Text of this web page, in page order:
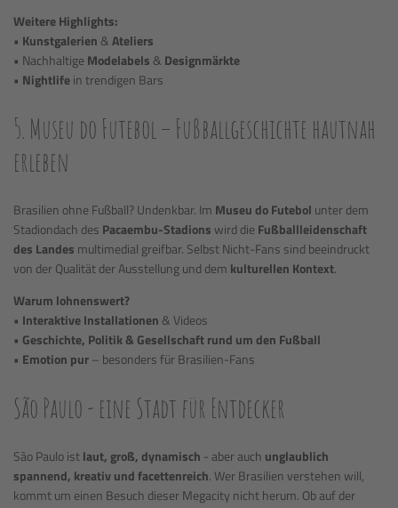
Weitere Highlights:
• Kunstgalerien &Ateliers
• Nachhaltige Modelabels & Designmärkte
• Nightlifein trendigen Bars
5. Museu do Futebol – Fußballgeschichte hautnah
erleben
Brasilien ohne Fußball? Undenkbar. Im Museu do Futebol unter dem
Stadiondach des Pacaembu-Stadionswird die Fußballleidenschaft
des Landes multimedial greifbar. Selbst Nicht-Fans sind beeindruckt
von der Qualität der Ausstellung und dem kulturellen Kontext.
Warum lohnenswert?
• Interaktive Installationen & Videos
• Geschichte, Politik & Gesellschaft rund um den Fußball
• Emotion pur– besonders für Brasilien-Fans
São Paulo - eine Stadt für Entdecker
São Paulo istlaut, groß, dynamisch - aber auch unglaublich
spannend, kreativ und facettenreich. Wer Brasilien verstehen will,
kommt um einen Besuch dieser Megacity nicht herum. Ob auf der